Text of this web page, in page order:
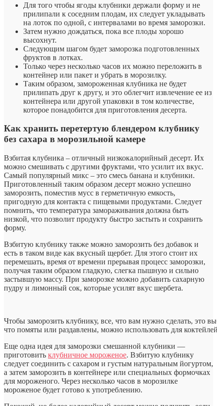
Для того чтобы ягоды клубники держали форму и не
прилипали к соседним плодам, их следует укладывать
на лоток по одной, с интервалами во время заморозки.
Затем нужно дождаться, пока все плоды хорошо
высохнут.
Следующим шагом будет заморозка подготовленных
фруктов в лотках.
Только через несколько часов их можно переложить в
контейнер или пакет и убрать в морозилку.
Таким образом, замороженная клубника не будет
прилипать друг к другу, и это облегчит извлечение ее из
контейнера или другой упаковки в том количестве,
которое понадобится для приготовления десерта.
Как хранить перетертую блендером клубнику
без сахара в морозильной камере
Взбитая клубника – отличный низкокалорийный десерт. Их
можно смешивать с другими фруктами, что усилит их вкус.
Самый популярный микс – это смесь банана и клубники.
Приготовленный таким образом десерт можно успешно
заморозить, поместив мусс в герметичную емкость,
пригодную для контакта с пищевыми продуктами. Следует
помнить, что температура замораживания должна быть
низкой, что позволит продукту быстро застыть и сохранить
форму.
Взбитую клубнику также можно заморозить без добавок и
есть в таком виде как вкусный щербет. Для этого стоит их
перемешать, время от времени прерывая процесс заморозки,
получая таким образом гладкую, слегка пышную и сильно
застывшую массу. При заморозке можно добавить сахарную
пудру и лимонный сок, которые усилят вкус шербета.
Чтобы заморозить клубнику, все, что вам нужно сделать, это
что помяты или раздавлены, можно использовать для
Еще одна идея для заморозки смешанной клубники —
приготовить клубничное мороженое. Взбитую клубнику
следует соединить с сахаром и густым натуральным йогуртом,
а затем заморозить в контейнере или специальных формочках
для мороженого. Через несколько часов в морозилке
мороженое будет готово к употреблению.